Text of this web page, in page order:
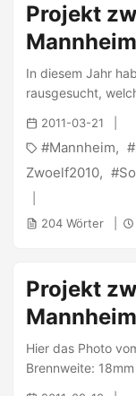
Projekt
In diesem Jahr
rausgesucht,
beim
irgendwann
das nachholen zu
dieses Jahr nur
machte mich auf
aufnahm. ...
2011-03-21
Mannheim
Zwoelf2010
204 Wörter
Projekt
Hier das Photo
Brennweite:
100 Geschossen